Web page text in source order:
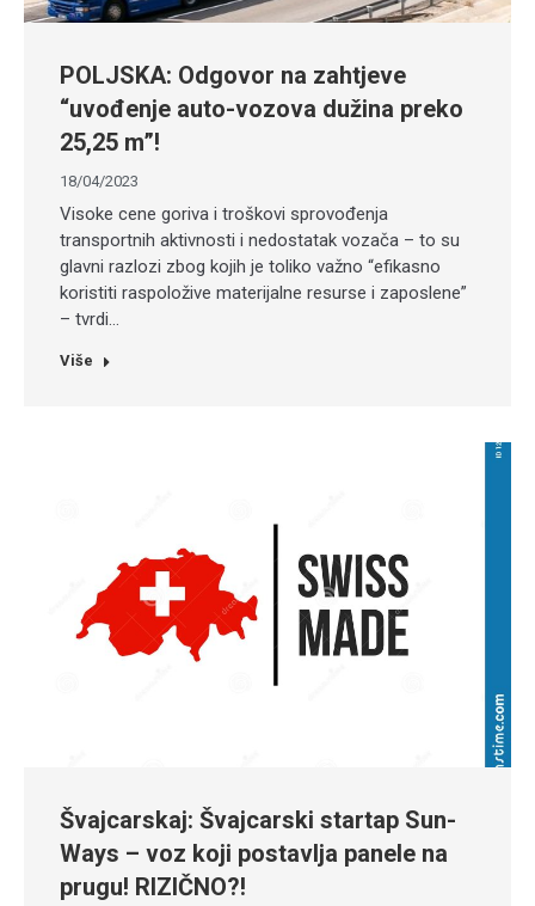
POLJSKA: Odgovor na zahtjeve
“uvođenje auto-vozova dužina preko
25,25 m”!
18/04/2023
Visoke cene goriva i troškovi sprovođenja
transportnih aktivnosti i nedostatak vozača – to su
glavni razlozi zbog kojih je toliko važno “efikasno
koristiti raspoložive materijalne resurse i zaposlene”
– tvrdi…
Više
Švajcarskaj: Švajcarski startap Sun-
Ways – voz koji postavlja panele na
prugu! RIZIČNO?!